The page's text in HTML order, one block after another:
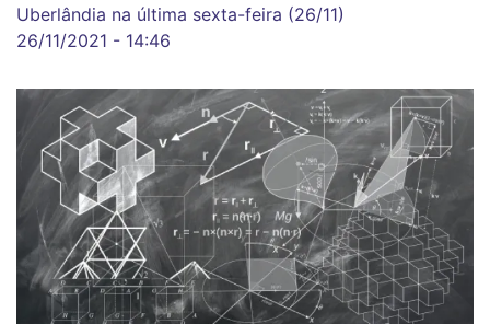
Uberlândia na última sexta-feira (26/11)
26/11/2021 - 14:46